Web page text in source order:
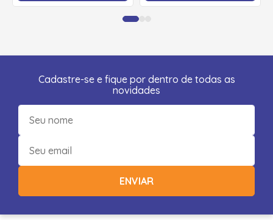
Cadastre-se e fique por dentro de todas as
novidades
ENVIAR